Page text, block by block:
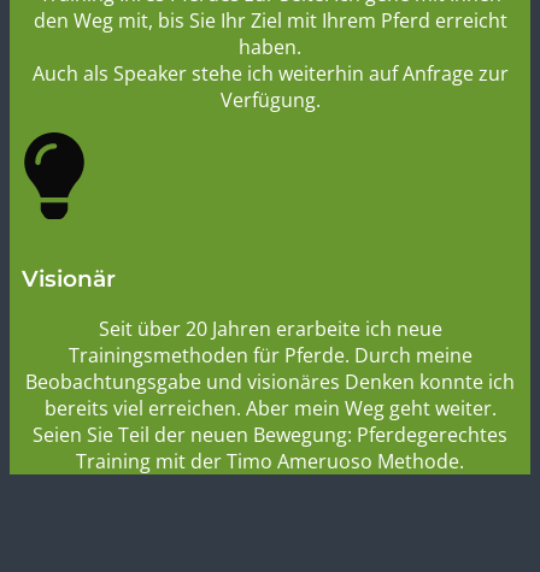
Training Ihres Pferdes zur Seite. Ich gehe mit Ihnen
den Weg mit, bis Sie Ihr Ziel mit Ihrem Pferd erreicht
haben.
Auch als Speaker stehe ich weiterhin auf Anfrage zur
Seit über 20 Jahren erarbeite ich neue
Trainingsmethoden für Pferde. Durch meine
Beobachtungsgabe und visionäres Denken konnte ich
bereits viel erreichen. Aber mein Weg geht weiter.
Seien Sie Teil der neuen Bewegung: Pferdegerechtes